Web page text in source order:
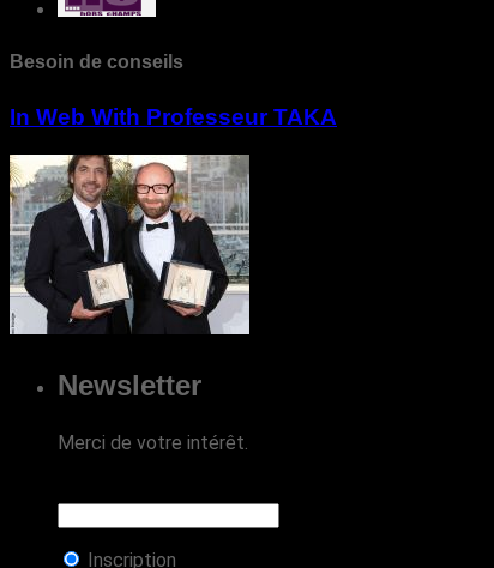
Besoin de conseils
In Web With Professeur TAKA
Newsletter
Merci de votre intérêt.
Inscription